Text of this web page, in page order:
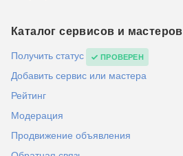
Каталог сервисов и мастеров
Получить статус ПРОВЕРЕН
Добавить сервис или мастера
Рейтинг
Модерация
Продвижение объявления